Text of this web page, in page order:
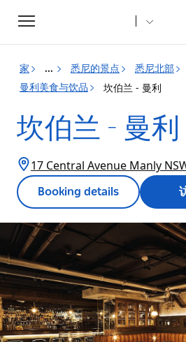
Toggle
navigation
家 ... 悉尼的景点 悉尼北部
曼利美食与饮品
坎伯兰 - 曼利
坎伯兰 - 曼利
17 Central Avenue Manly
Booking details